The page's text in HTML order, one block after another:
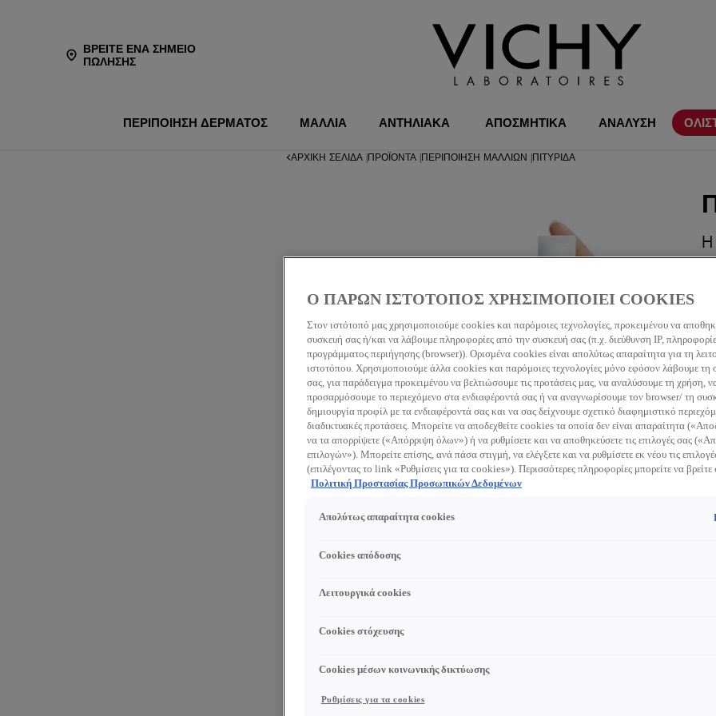
ΒΡΕΊΤΕ ΈΝΑ ΣΗΜΕΊΟ
ΠΏΛΗΣΗΣ
ΠΕΡΙΠΟΙΗΣΗ ΔΕΡΜΑΤΟΣ ΜΑΛΛΙΑ ΑΝΤΗΛΙΑΚΑ ΑΠΟΣΜΗΤΙΚΑ ΑΝΑΛΥΣΗ
ΑΡΧΙΚΉ ΣΕΛΊΔΑ ΠΡΟΪΌΝΤΑ ΠΕΡΙΠΟΊΗΣΗ ΜΑΛΛΙΏΝ ΠΙΤΥΡΊΔΑ
Ο ΠΑΡΩΝ ΙΣΤΟΤΟΠΟΣ ΧΡΗΣΙΜΟΠΟΙΕΙ COOKIES
Στον ιστότοπό μας χρησιμοποιούμε cookies και παρόμοιες τεχνολογίες, προκειμένου να
συσκευή σας ή/και να λάβουμε πληροφορίες από την συσκευή σας (π.χ. διεύθυνση IP,
προγράμματος περιήγησης (browser)). Ορισμένα cookies είναι απολύτως απαραίτητα για τη
ιστοτόπου. Χρησιμοποιούμε άλλα cookies και παρόμοιες τεχνολογίες μόνο εφόσον λάβουμε τη
σας, για παράδειγμα προκειμένου να βελτιώσουμε τις προτάσεις μας, να αναλύσουμε τη χρήση,
προσαρμόσουμε το περιεχόμενο στα ενδιαφέροντά σας ή να αναγνωρίσουμε τον browser/ τη
δημιουργία προφίλ με τα ενδιαφέροντά σας και να σας δείχνουμε σχετικό διαφημιστικό
διαδικτυακές προτάσεις. Μπορείτε να αποδεχθείτε cookies τα οποία δεν είναι απαραίτητα
να τα απορρίψετε («Απόρριψη όλων») ή να ρυθμίσετε και να αποθηκεύσετε τις επιλογές σας
επιλογών»). Μπορείτε επίσης, ανά πάσα στιγμή, να ελέγξετε και να ρυθμίσετε εκ νέου τις
(επιλέγοντας το link «Ρυθμίσεις για τα cookies»). Περισσότερες πληροφορίες μπορείτε να βρείτε
Πολιτική Προστασίας Προσωπικών Δεδομένων
Απολύτως απαραίτητα cookies
Cookies απόδοσης
Λειτουργικά cookies
Cookies στόχευσης
Cookies μέσων κοινωνικής δικτύωσης
Ρυθμίσεις για τα cookies